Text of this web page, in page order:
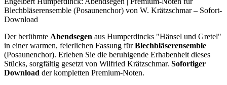
Blechbläserensemble (Posaunenchor) von W. Krätzschmar – Sofort-
Download
Der berühmte Abendsegen aus Humperdincks "Hänsel und Gretel"
in einer warmen, feierlichen Fassung fürBlechbläserensemble
(Posaunenchor). Erleben Sie die beruhigende Erhabenheit dieses
Stücks, sorgfältig gesetzt von Wilfried Krätzschmar. Sofortiger
Download der kompletten Premium-Noten.